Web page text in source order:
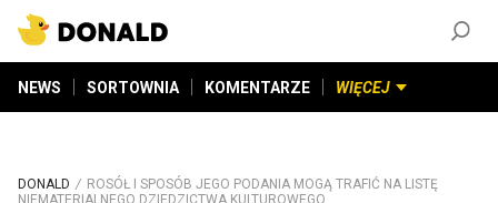
NEWS SORTOWNIA KOMENTARZE WIĘCEJ
DONALD
ROSÓŁ I SPOSÓB JEGO PODANIA MOGĄ TRAFIĆ NA LISTĘ
NIEMATERIALNEGO DZIEDZICTWA KULTUROWEGO